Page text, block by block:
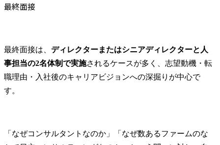
最終面接
最終面接は、 ディレクターまたはシニアディレクターと人
事担当の2名体制で実施されるケースが多く、志望動機・転
職理由・入社後のキャリアビジョンへの深掘りが中心で
す。
「なぜコンサルタントなのか」「なぜ数あるファームのな